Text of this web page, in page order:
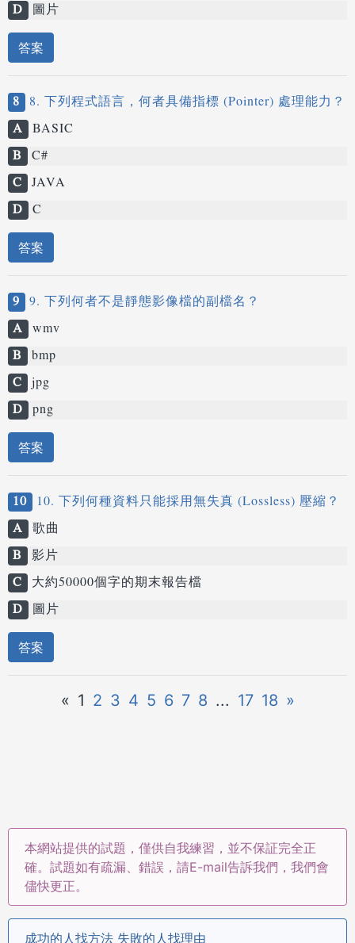
D 圖片
答案
8 8. 下列程式語言，何者具備指標 (Pointer) 處理能力？
A BASIC
B C#
C JAVA
D C
答案
9 9. 下列何者不是靜態影像檔的副檔名？
A wmv
B bmp
C jpg
D png
答案
10 10. 下列何種資料只能採用無失真 (Lossless) 壓縮？
A 歌曲
B 影片
C 大約50000個字的期末報告檔
D 圖片
答案
« 1 2 3 4 5 6 7 8 ... 17 18 »
本網站提供的試題，僅供自我練習，並不保証完全正
確。試題如有疏漏、錯誤，請E-mail告訴我們，我們會
儘快更正。
成功的人找方法 失敗的人找理由